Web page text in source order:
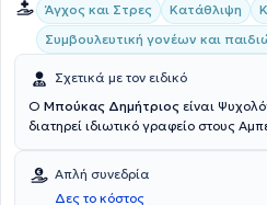
Άγχος και Στρες Κατάθλιψη
Συμβουλευτική γονέων και
Σχετικά με τον ειδικό
Ο Μπούκας Δημήτριος είναι
διατηρεί ιδιωτικό γραφείο στους
(MSc Cognitive and Decision
προπτυχιακές του σπουδές στη
Απλή συνεδρία
Δες το κόστος